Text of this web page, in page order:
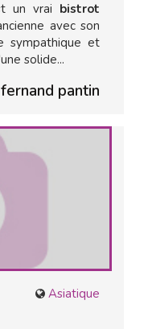
un vrai bistrot
avec son
sympathique et
solide...
pantin
Asiatique